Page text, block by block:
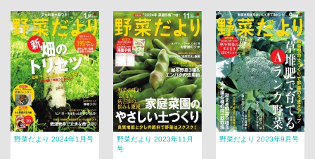
野菜だより 2024年1月号
野菜だより 2023年11月
号
野菜だより 2023年9月号